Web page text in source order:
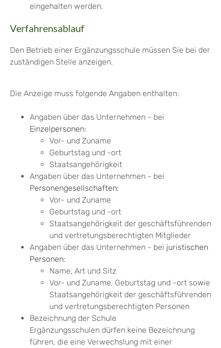
eingehalten werden.
Verfahrensablauf
Den Betrieb einer Ergänzungsschule müssen Sie bei der
zuständigen Stelle anzeigen.
Die Anzeige muss folgende Angaben enthalten:
Angaben über das Unternehmen - bei
Einzelpersonen:
Vor- und Zuname
Geburtstag und -ort
Staatsangehörigkeit
Angaben über das Unternehmen - bei
Personengesellschaften:
Vor- und Zuname
Geburtstag und -ort
Staatsangehörigkeit der geschäftsführenden
und vertretungsberechtigten Mitglieder
Angaben über das Unternehmen - bei juristischen
Personen:
Name, Art und Sitz
Vor- und Zuname, Geburtstag und -ort sowie
Staatsangehörigkeit der geschäftsführenden
und vertretungsberechtigten Personen
Bezeichnung der Schule
Ergänzungsschulen dürfen keine Bezeichnung
führen, die eine Verwechslung mit einer